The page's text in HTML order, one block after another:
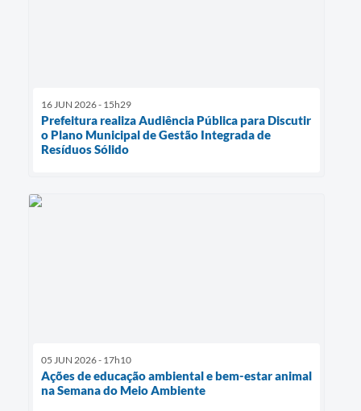
16 JUN 2026 - 15h29
Prefeitura realiza Audiência Pública para Discutir
o Plano Municipal de Gestão Integrada de
Resíduos Sólido
05 JUN 2026 - 17h10
Ações de educação ambiental e bem-estar animal
na Semana do Meio Ambiente